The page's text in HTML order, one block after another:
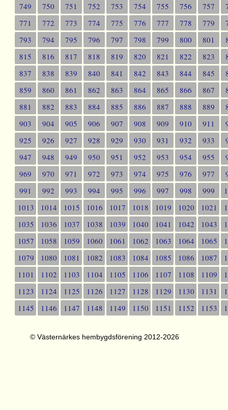
749
750 751 752 753 754 755 756 757
771
772 773 774 775 776 777 778 779
793
794 795 796 797 798 799 800 801
815
816 817 818 819 820 821 822 823
837
838 839 840 841 842 843 844 845
859
860 861 862 863 864 865 866 867
881
882 883 884 885 886 887 888 889
903
904 905 906 907 908 909 910 911
925
926 927 928 929 930 931 932 933
947
948 949 950 951 952 953 954 955
969
970 971 972 973 974 975 976 977
991
992 993 994 995 996 997 998 999
1013
1014 1015 1016 1017 1018 1019 1020 1021
1035
1036 1037 1038 1039 1040 1041 1042 1043
1057
1058 1059 1060 1061 1062 1063 1064 1065
1079
1080 1081 1082 1083 1084 1085 1086 1087
1101
1102 1103 1104 1105 1106 1107 1108 1109
1123
1124 1125 1126 1127 1128 1129 1130 1131
1145
1146 1147 1148 1149 1150 1151 1152 1153
© Västernärkes hembygdsförening 2012-2026